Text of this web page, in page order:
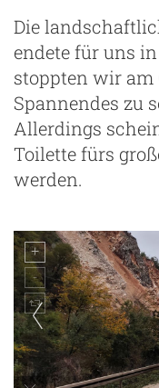
Die
endete für uns
stoppten wir am
Spannendes zu
Allerdings
Toilette fürs
werden.